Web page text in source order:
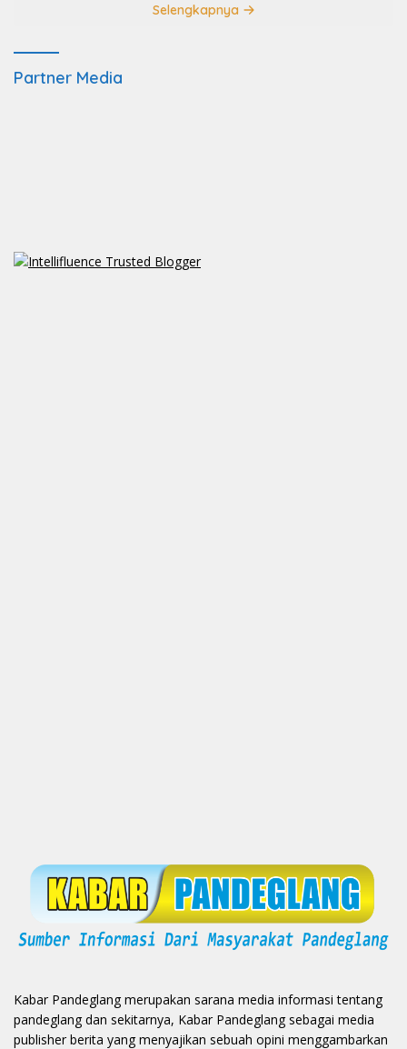
Selengkapnya
Partner Media
Kabar Pandeglang merupakan sarana media informasi tentang
pandeglang dan sekitarnya, Kabar Pandeglang sebagai media
publisher berita yang menyajikan sebuah opini menggambarkan